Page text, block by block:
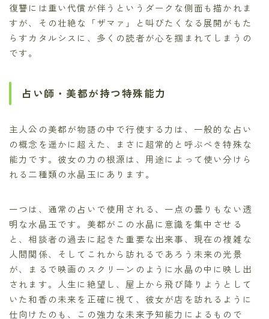
復讐には重い代償が伴うというダークな側面も描かれま
すが、その壮絶な「ザマァ」と叫びたくなる展開がもた
らすカタルシスに、多くの読者が心を掴まれてしまうの
です。
占い師・美都が持つ特殊能力
主人公の美都が物語の中で行使する力は、一般的な占い
の概念を遥かに超えた、まさに超常的と呼ぶべき特殊な
能力です。彼女の力の根源は、用途によって使い分けら
れる二種類の水晶玉にあります。
一つは、通常の占いで使用される、一点の曇りもない透
明な水晶玉です。美都がこの水晶に意識を集中させる
と、相談者の過去に起きた重要な出来事、現在の複雑な
人間関係、そしてこれから訪れるであろう未来の光景
が、まるで映画のスクリーンのように水晶の中に映し出
されます。人生に絶望し、屋上から飛び降りようとして
いた和香の未来を正確に視て、彼女が店を訪れるように
仕向けたのも、この強力な未来予知能力によるもので